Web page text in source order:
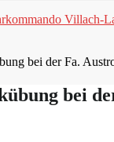
Villach-
bei der Fa.
bei